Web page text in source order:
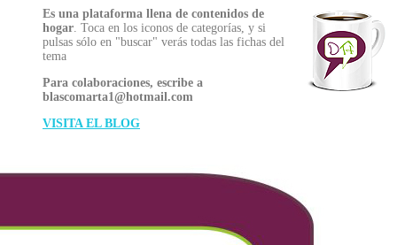
Es una plataforma llena de contenidos de
hogar . Toca en los iconos de categorías, y si
pulsas sólo en "buscar" verás todas las fichas del
tema
Para colaboraciones, escribe a
blascomarta1@hotmail.com
VISITA EL BLOG